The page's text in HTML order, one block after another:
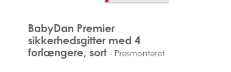
BabyDan Premier
sikkerhedsgitter med 4
forlængere, sort- Presmonteret